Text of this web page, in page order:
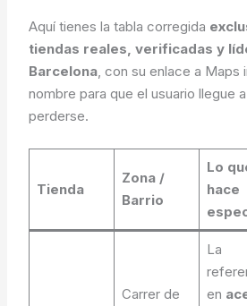
Aquí tienes la tabla corregida
tiendas reales, verificadas y
Barcelona, con su enlace a Maps
nombre para que el usuario llegue
perderse.
Tienda
Zona /
Barrio
Lo
hace
Carrer de
La
en